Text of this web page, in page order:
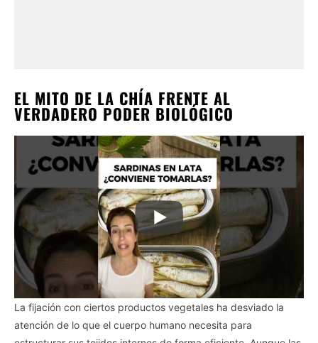
EL MITO DE LA CHÍA FRENTE AL
VERDADERO PODER BIOLÓGICO
La fijación con ciertos productos vegetales ha desviado la
atención de lo que el cuerpo humano necesita para